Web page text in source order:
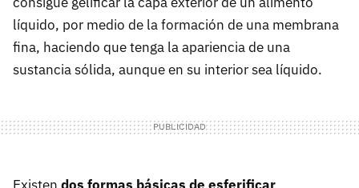
líquido, por medio de la formación de una membrana
fina, haciendo que tenga la apariencia de una
sustancia sólida, aunque en su interior sea líquido.